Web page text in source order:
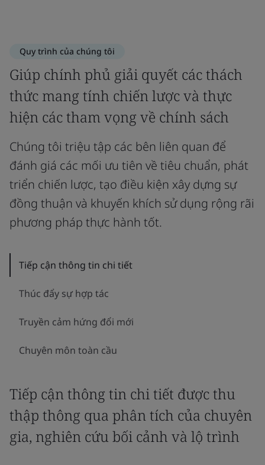
Quy trình của chúng tôi
Giúp chính phủ giải quyết các thách
thức mang tính chiến lược và thực
hiện các tham vọng về chính sách
Chúng tôi triệu tập các bên liên quan để
đánh giá các mối ưu tiên về tiêu chuẩn, phát
triển chiến lược, tạo điều kiện xây dựng sự
đồng thuận và khuyến khích sử dụng rộng rãi
phương pháp thực hành tốt.
Tiếp cận thông tin chi tiết
Thúc đẩy sự hợp tác
Truyền cảm hứng đổi mới
Chuyên môn toàn cầu
Tiếp cận thông tin chi tiết được thu
thập thông qua phân tích của chuyên
gia, nghiên cứu bối cảnh và lộ trình